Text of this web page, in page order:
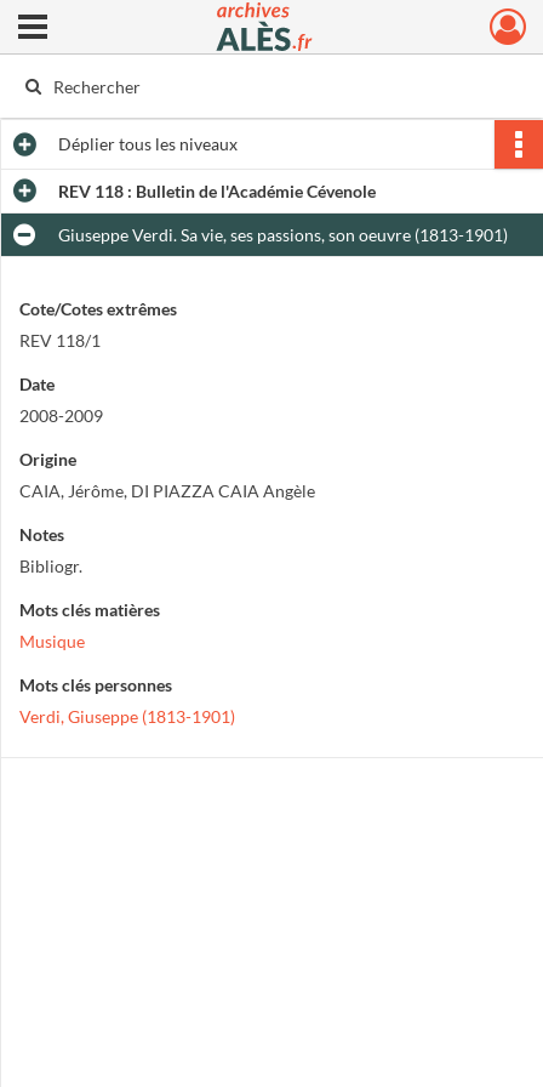
Archives municipales d'Alès
Ouvrir le menu déroulant
Dépliertous les niveaux
REV 118 : Bulletin de l'Académie Cévenole
Giuseppe Verdi. Sa vie, ses passions, son oeuvre (1813-1901)
Cote/Cotes extrêmes
REV 118/1
Date
2008-2009
Origine
CAIA, Jérôme, DI PIAZZA CAIA Angèle
Notes
Bibliogr.
Mots clés matières
Musique
Mots clés personnes
Verdi, Giuseppe (1813-1901)